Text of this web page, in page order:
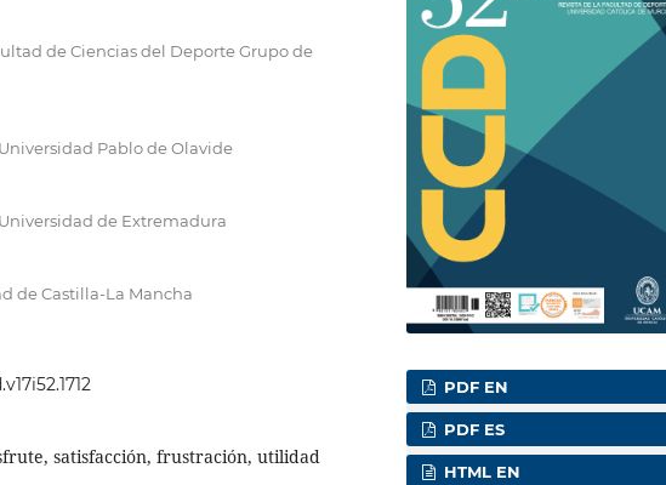
de Ciencias del Deporte Grupo de
Pablo de Olavide
de Extremadura
de Castilla-La Mancha
satisfacción, frustración, utilidad
PDF EN
PDF ES
HTML EN